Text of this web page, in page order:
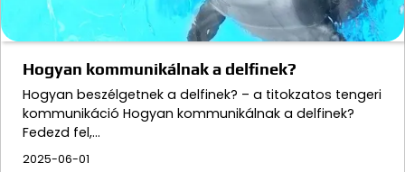
Hogyan kommunikálnak a delfinek?
Hogyan beszélgetnek a delfinek? – a titokzatos tengeri
kommunikáció Hogyan kommunikálnak a delfinek?
Fedezd fel,…
2025-06-01